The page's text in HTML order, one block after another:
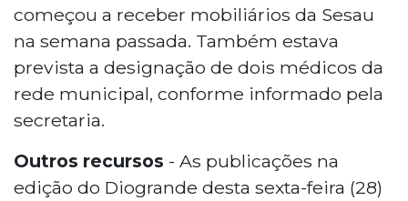
começou a receber mobiliários da Sesau
na semana passada. Também estava
prevista a designação de dois médicos da
rede municipal, conforme informado pela
secretaria.
Outros recursos - As publicações na
edição do Diogrande desta sexta-feira (28)